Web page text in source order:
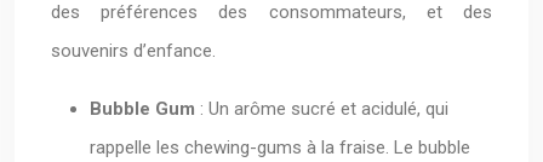
des préférences des consommateurs, et des
souvenirs d’enfance.
Bubble Gum : Un arôme sucré et acidulé, qui
rappelle les chewing-gums à la fraise. Le bubble